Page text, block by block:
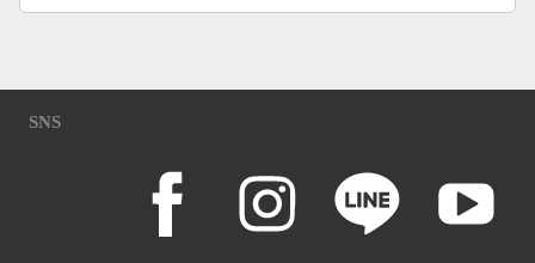
SNS